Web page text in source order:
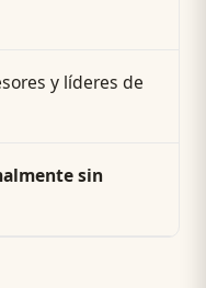
y líderes de
sin